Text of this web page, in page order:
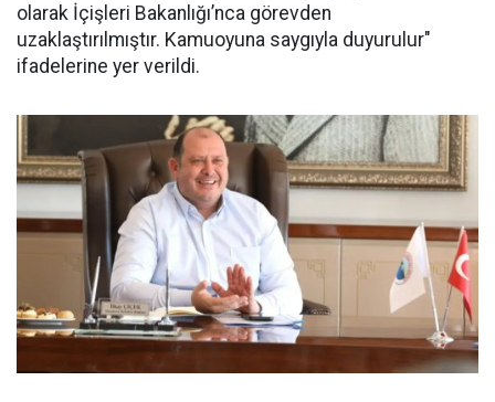
olarak İçişleri Bakanlığı’nca görevden
uzaklaştırılmıştır. Kamuoyuna saygıyla duyurulur"
ifadelerine yer verildi.